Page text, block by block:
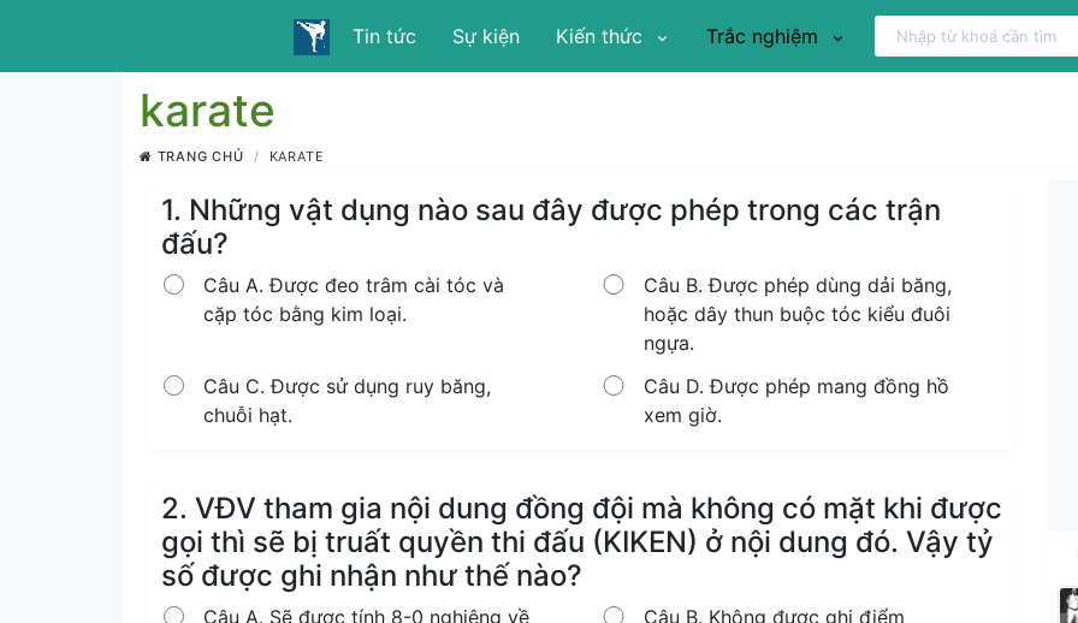
Tin tức Sự kiện Kiến thức Trắc nghiệm
karate
TRANG CHỦ KARATE
1. Những vật dụng nào sau đây được phép trong các trận
đấu?
Câu A. Được đeo trâm cài tóc và
cặp tóc bằng kim loại.
Câu B. Được phép dùng dải băng,
hoặc dây thun buộc tóc kiểu đuôi
ngựa.
Câu C. Được sử dụng ruy băng,
chuỗi hạt.
Câu D. Được phép mang đồng hồ
xem giờ.
2. VĐV tham gia nội dung đồng đội mà không có mặt khi được
gọi thì sẽ bị truất quyền thi đấu (KIKEN) ở nội dung đó. Vậy tỷ
số được ghi nhận như thế nào?
Câu A. Sẽ được tính 8-0 nghiêng về
Câu B. Không được ghi điểm